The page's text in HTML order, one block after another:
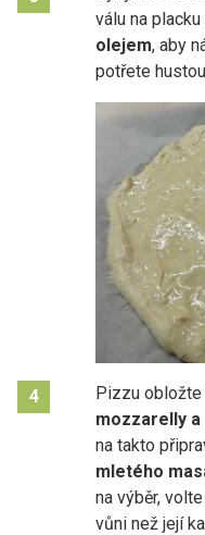
válu na
olejem, aby
potřete hustou
4 Pizzu
mozzarelly
na takto
mletého
na výběr,
vůni než její